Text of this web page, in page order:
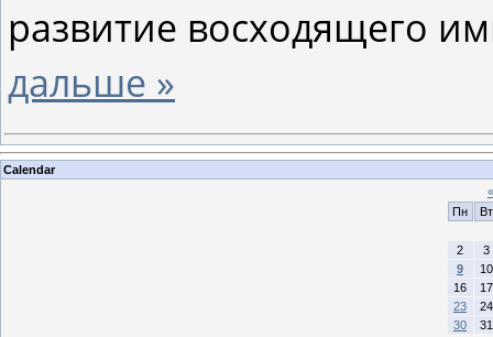
развитие восходящего
дальше »
Calendar
«
Пн
Вт
2
3
9
10
16
17
23
24
30
31